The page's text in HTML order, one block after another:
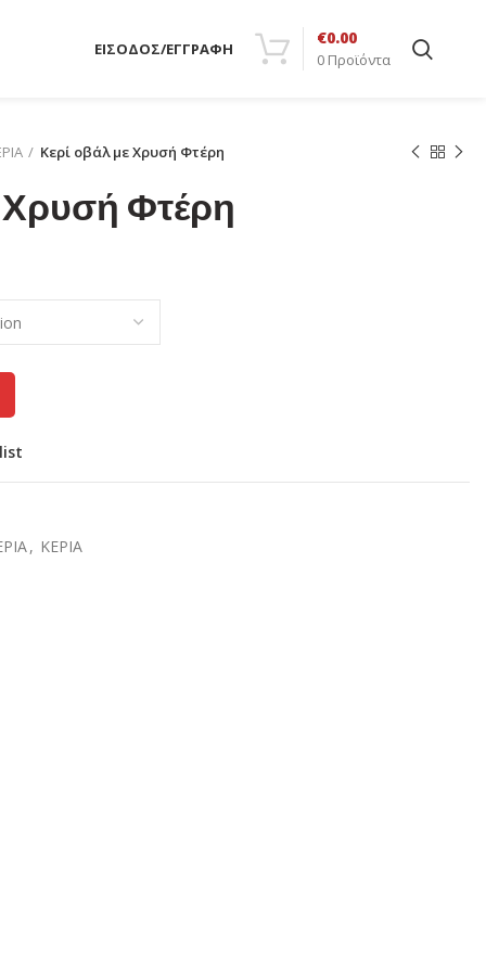
ΕΙΣΟΔΟΣ/ΕΓΓΡΑΦΗ
0 Προϊόντα
€0.00
Κερί οβάλ με Χρυσή Φτέρη
Χρυσή Φτέρη
, ΚΕΡΙΑ